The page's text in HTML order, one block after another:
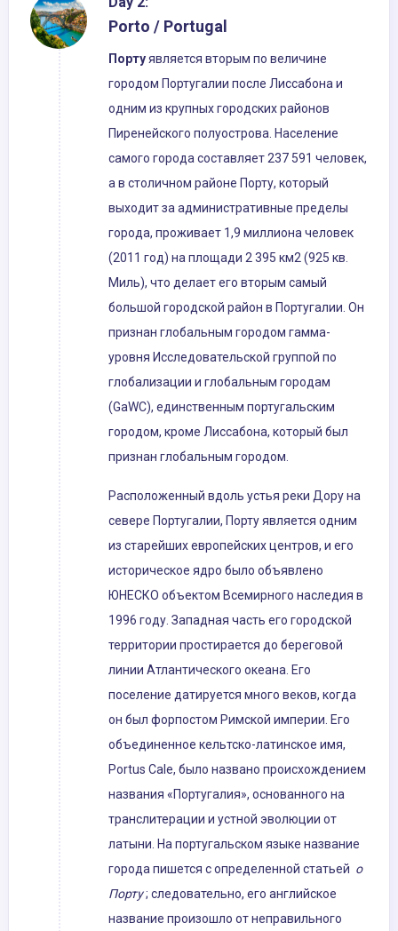
Porto / Portugal
Портуявляется вторым по величине
городом Португалии после Лиссабона и
одним из крупных городских районов
Пиренейского полуострова. Население
самого города составляет 237 591 человек,
а в столичном районе Порту, который
выходит за административные пределы
города, проживает 1,9 миллиона человек
(2011 год) на площади 2 395 км2 (925 кв.
Миль), что делает его вторым самый
большой городской район в Португалии. Он
признан глобальным городом гамма-
уровня Исследовательской группой по
глобализации и глобальным городам
(GaWC), единственным португальским
городом, кроме Лиссабона, который был
признан глобальным городом.
Расположенный вдоль устья реки Дору на
севере Португалии, Порту является одним
из старейших европейских центров, и его
историческое ядро ​​было объявлено
ЮНЕСКО объектом Всемирного наследия в
1996 году. Западная часть его городской
территории простирается до береговой
линии Атлантического океана. Его
поселение датируется много веков, когда
он был форпостом Римской империи. Его
объединенное кельтско-латинское имя,
Portus Cale, было названо происхождением
названия «Португалия», основанного на
транслитерации и устной эволюции от
латыни. На португальском языке название
города пишется с определенной статьей о
Порту; следовательно, его английское
название произошло от неправильного